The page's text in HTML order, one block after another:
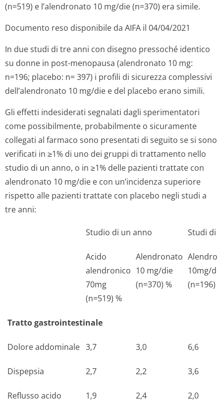
(n=519) e l’alendronato 10 mg/die (n=370) era simile.
Documento reso disponibile da AIFA il 04/04/2021
In due studi di tre anni con disegno pressoché identico
su donne in post-menopausa (alendronato 10 mg:
n=196; placebo: n= 397) i profili di sicurezza complessivi
dell’alendronato 10 mg/die e del placebo erano simili.
Gli effetti indesiderati segnalati dagli sperimentatori
come possibilmente, probabilmente o sicuramente
collegati al farmaco sono presentati di seguito se si sono
verificati in ≥1% di uno dei gruppi di trattamento nello
studio di un anno, o in ≥1% delle pazienti trattate con
alendronato 10 mg/die e con un’incidenza superiore
rispetto alle pazienti trattate con placebo negli studi a
tre anni:
Studio di un anno Studi di
Acido
alendronico
70mg
(n=519) %
Alendronato
10 mg/die
(n=370) %
10mg/
(n=196)
Tratto gastrointestinale
Dolore addominale 3,7 3,0 6,6
Dispepsia 2,7 2,2 3,6
Reflusso acido 1,9 2,4 2,0